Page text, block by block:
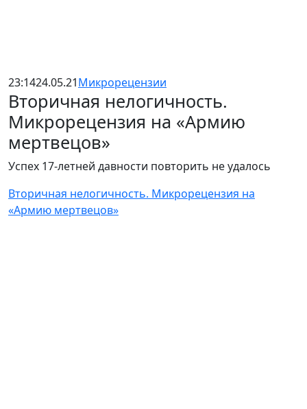
23:1424.05.21Микрорецензии
Вторичная нелогичность.
Микрорецензия на «Армию
мертвецов»
Успех 17-летней давности повторить не удалось
Вторичная нелогичность. Микрорецензия на
«Армию мертвецов»